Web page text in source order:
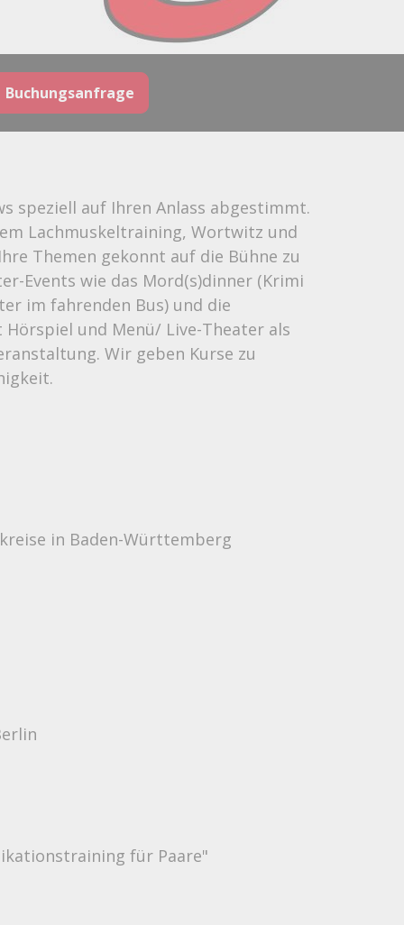
Buchungsanfrage
speziell auf Ihren Anlass abgestimmt.
Lachmuskeltraining, Wortwitz und
Themen gekonnt auf die Bühne zu
Events wie das Mord(s)dinner (Krimi
im fahrenden Bus) und die
und Menü/ Live-Theater als
Wir geben Kurse zu
in Baden-Württemberg
für Paare"